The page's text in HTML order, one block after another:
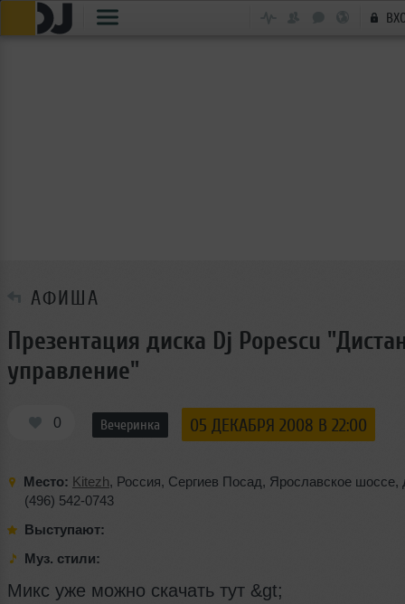
АФИША
Презентация диска Dj Popescu
управление"
0 Вечеринка 05 ДЕКАБРЯ 2008 В 22:00
Место: Kitezh, Россия, Сергиев Посад, Ярославское шоссе,
(496) 542-0743
Выступают:
Муз. стили:
Микс уже можно скачать тут &gt;